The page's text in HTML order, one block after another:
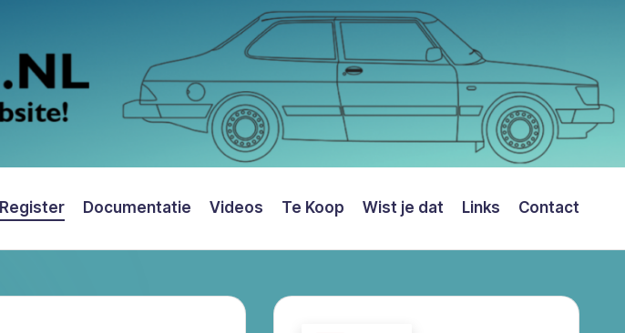
Register Documentatie Videos Te Koop Wist je dat Links Contact